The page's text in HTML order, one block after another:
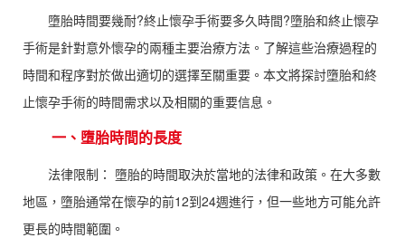
墮胎時間要幾耐?終止懷孕手術要多久時間?墮胎和終止懷孕
手術是針對意外懷孕的兩種主要治療方法。了解這些治療過程的
時間和程序對於做出適切的選擇至關重要。本文將探討墮胎和終
止懷孕手術的時間需求以及相關的重要信息。
一、墮胎時間的長度
法律限制： 墮胎的時間取決於當地的法律和政策。在大多數
地區，墮胎通常在懷孕的前12到24週進行，但一些地方可能允許
更長的時間範圍。